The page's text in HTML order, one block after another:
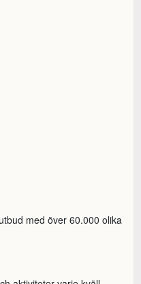
med över 60.000 olika